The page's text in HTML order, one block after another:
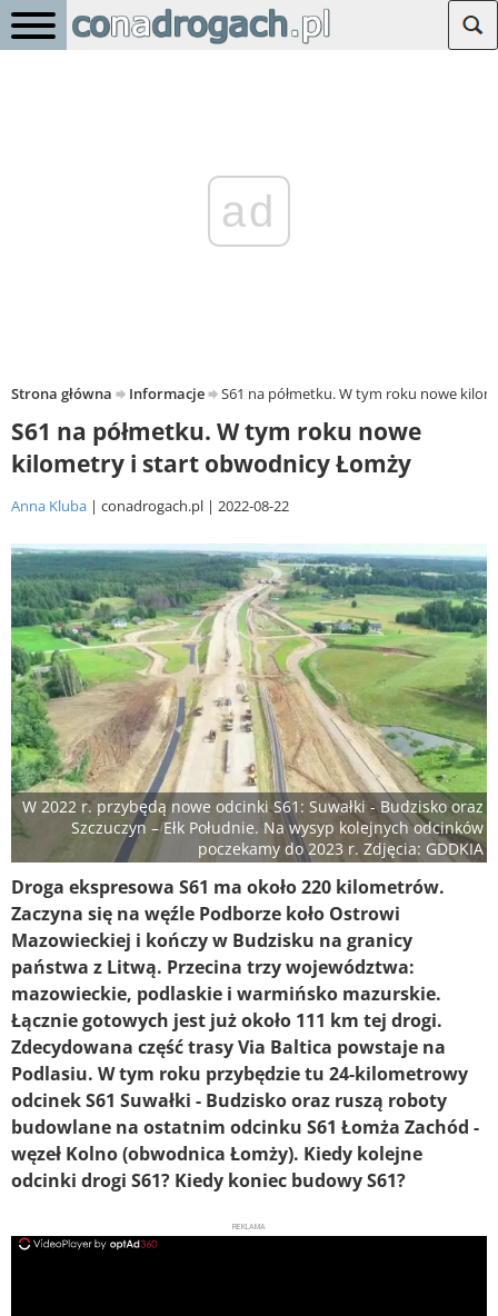
ad
Strona główna Informacje S61 na półmetku. W tym roku nowe
S61 na półmetku. W tym roku nowe
kilometry i start obwodnicy Łomży
Anna Kluba conadrogach.pl 2022-08-22
W 2022 r. przybędą nowe odcinki S61: Suwałki - Budzisko oraz
Szczuczyn – Ełk Południe. Na wysyp kolejnych odcinków
poczekamy do 2023 r. Zdjęcia: GDDKIA
Droga ekspresowa S61 ma około 220 kilometrów.
Zaczyna się na węźle Podborze koło Ostrowi
Mazowieckiej i kończy w Budzisku na granicy
państwa z Litwą. Przecina trzy województwa:
mazowieckie, podlaskie i warmińsko mazurskie.
Łącznie gotowych jest już około 111 km tej drogi.
Zdecydowana część trasy Via Baltica powstaje na
Podlasiu. W tym roku przybędzie tu 24-kilometrowy
odcinek S61 Suwałki - Budzisko oraz ruszą roboty
budowlane na ostatnim odcinku S61 Łomża Zachód -
węzeł Kolno (obwodnica Łomży). Kiedy kolejne
odcinki drogi S61? Kiedy koniec budowy S61?
REKLAMA